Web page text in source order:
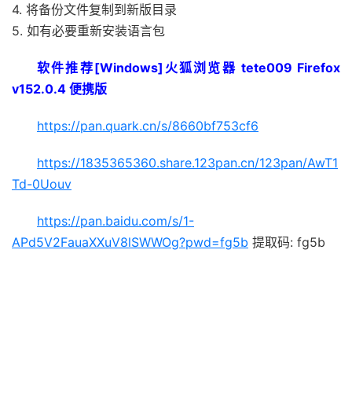
4. 将备份文件复制到新版目录
5. 如有必要重新安装语言包
软件推荐[Windows]火狐浏览器 tete009 Firefox
v152.0.4 便携版
https://pan.quark.cn/s/8660bf753cf6
https://1835365360.share.123pan.cn/123pan/AwT1
Td-0Uouv
https://pan.baidu.com/s/1-
APd5V2FauaXXuV8lSWWOg?pwd=fg5b 提取码: fg5b